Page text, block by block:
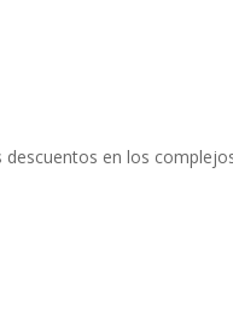
en los